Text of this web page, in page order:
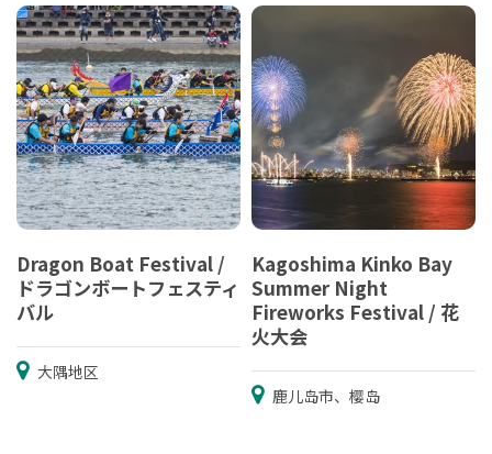
Dragon Boat Festival /
ドラゴンボートフェスティ
バル
大隅地区
Kagoshima Kinko Bay
Summer Night
Fireworks Festival / 花
火大会
鹿儿岛市、樱岛